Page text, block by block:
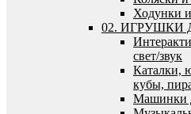
Ходунки
02. ИГРУШКИ
свет/звук
Каталки,
кубы,
Машинки